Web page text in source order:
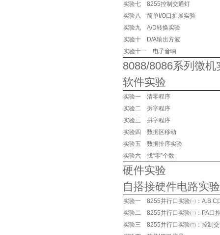
实验七 8255控制交通灯
实验八 简单I/O口扩展实验
实验九 A/D转换实验
实验十 D/A输出方波
实验十一 电子音响
8088/8086系列微机
软件实验
实验一 清零程序
实验二 拆字程序
实验三 拼字程序
实验四 数据区移动
实验五 数据排序实验
实验六 找“零”个数
硬件实验
自搭接硬件电路实
实验一 8255并行口实验㈠：A.B.C
实验二 8255并行口实验㈡：PA口
实验三 8255并行口实验㈢：控制